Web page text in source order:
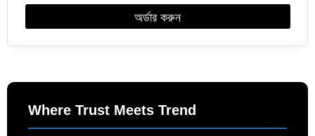
অর্ডার করুন
Where Trust Meets Trend